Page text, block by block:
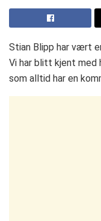
Stian Blipp har vært
Vi har blitt kjent med
som alltid har en